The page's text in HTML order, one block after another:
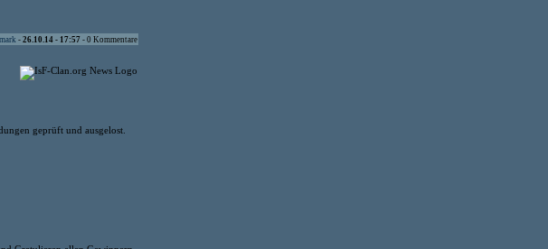
mark - 26.10.14 - 17:57 - 0 Kommentare
geprüft und ausgelost.